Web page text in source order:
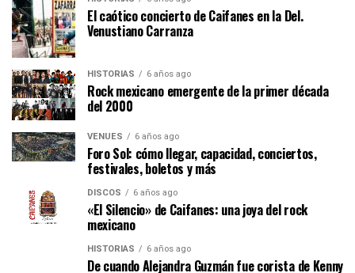
El caótico concierto de Caifanes en la Del.
Venustiano Carranza
HISTORIAS 6 años ago
Rock mexicano emergente de la primer década
del 2000
VENUES 6 años ago
Foro Sol: cómo llegar, capacidad, conciertos,
festivales, boletos y más
DISCOS 6 años ago
«El Silencio» de Caifanes: una joya del rock
mexicano
HISTORIAS 6 años ago
De cuando Alejandra Guzmán fue corista de Kenny